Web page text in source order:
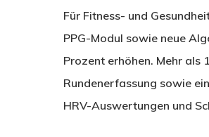
Für Fitness- und
PPG-Modul sowie neue
Prozent erhöhen. Mehr
Rundenerfassung sowie
HRV-Auswertungen und